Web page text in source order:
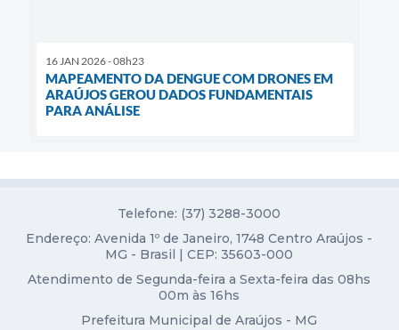
16 JAN 2026 - 08h23
MAPEAMENTO DA DENGUE COM DRONES EM
ARAÚJOS GEROU DADOS FUNDAMENTAIS
PARA ANÁLISE
Telefone: (37) 3288-3000
Endereço: Avenida 1º de Janeiro, 1748 Centro Araújos -
MG - Brasil | CEP: 35603-000
Atendimento de Segunda-feira a Sexta-feira das 08hs
00m às 16hs
Prefeitura Municipal de Araújos - MG